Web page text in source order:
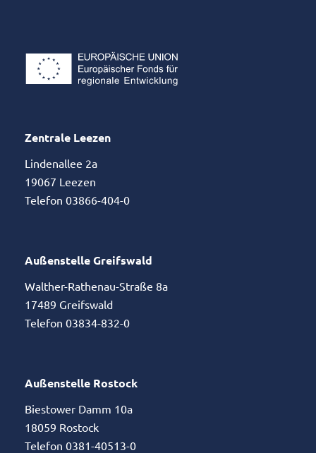
Zentrale Leezen
Lindenallee 2a
19067 Leezen
Telefon 03866-404-0
Außenstelle Greifswald
Walther-Rathenau-Straße 8a
17489 Greifswald
Telefon 03834-832-0
Außenstelle Rostock
Biestower Damm 10a
18059 Rostock
Telefon 0381-40513-0